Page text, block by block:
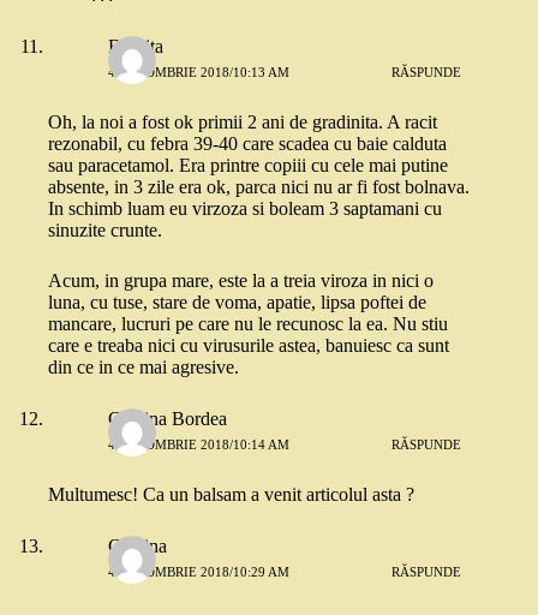
Felicita
4 OCTOMBRIE 2018/10:13 AM RĂSPUNDE
Oh, la noi a fost ok primii 2 ani de gradinita. A racit
rezonabil, cu febra 39-40 care scadea cu baie calduta
sau paracetamol. Era printre copiii cu cele mai putine
absente, in 3 zile era ok, parca nici nu ar fi fost bolnava.
In schimb luam eu virzoza si boleam 3 saptamani cu
sinuzite crunte.
Acum, in grupa mare, este la a treia viroza in nici o
luna, cu tuse, stare de voma, apatie, lipsa poftei de
mancare, lucruri pe care nu le recunosc la ea. Nu stiu
care e treaba nici cu virusurile astea, banuiesc ca sunt
din ce in ce mai agresive.
Cristina Bordea
4 OCTOMBRIE 2018/10:14 AM RĂSPUNDE
Multumesc! Ca un balsam a venit articolul asta ?
Cristina
4 OCTOMBRIE 2018/10:29 AM RĂSPUNDE